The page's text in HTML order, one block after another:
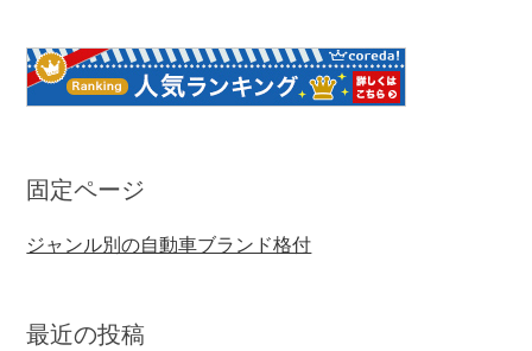
固定ページ
ジャンル別の自動車ブランド格付
最近の投稿